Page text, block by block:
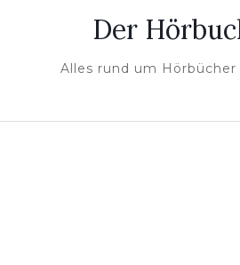
Der
Alles rund um Hörbücher